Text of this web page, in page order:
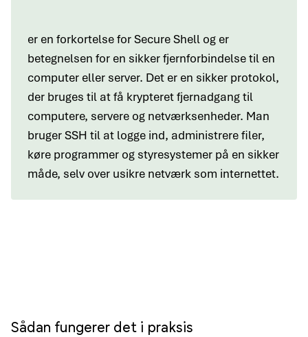
er en forkortelse for Secure Shell og er
betegnelsen for en sikker fjernforbindelse til en
computer eller server. Det er en sikker protokol,
der bruges til at få krypteret fjernadgang til
computere, servere og netværksenheder. Man
bruger SSH til at logge ind, administrere filer,
køre programmer og styresystemer på en sikker
måde, selv over usikre netværk som internettet.
Sådan fungerer det i praksis